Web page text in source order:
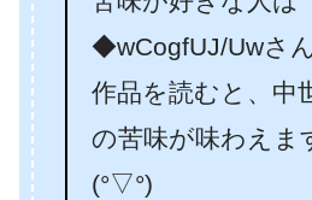
◆wCogfUJ/Uwさ
作品を読むと、中
の苦味が味わえま
(°▽°)